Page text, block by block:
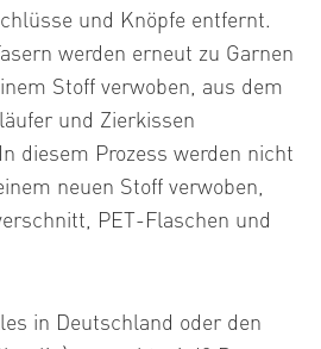
und Knöpfe entfernt.
werden erneut zu Garnen
Stoff verwoben, aus dem
und Zierkissen
diesem Prozess werden nicht
neuen Stoff verwoben,
PET-Flaschen und
in Deutschland oder den